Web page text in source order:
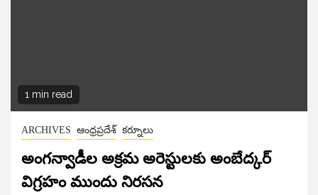
1 min read
ARCHIVES ఆంధ్రప్రదేశ్ కర్నూలు
అంగన్వాడీల అక్రమ అరెస్టులకు అంబేద్కర్
విగ్రహం ముందు నిరసన